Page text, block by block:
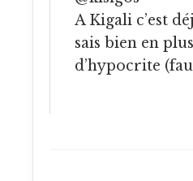
A Kigali c’est
sais bien en
d’hypocrite